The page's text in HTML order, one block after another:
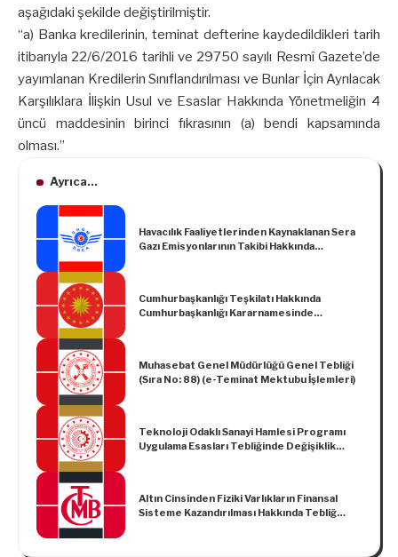
aşağıdaki şekilde değiştirilmiştir.
“a) Banka kredilerinin, teminat defterine kaydedildikleri tarih
itibarıyla 22/6/2016 tarihli ve 29750 sayılı Resmî Gazete’de
yayımlanan Kredilerin Sınıflandırılması ve Bunlar İçin Ayrılacak
Karşılıklara İlişkin Usul ve Esaslar Hakkında Yönetmeliğin 4
üncü maddesinin birinci fıkrasının (a) bendi kapsamında
olması.”
Ayrıca...
Havacılık Faaliyetlerinden Kaynaklanan Sera
Gazı Emisyonlarının Takibi Hakkında
Cumhurbaşkanlığı Teşkilatı Hakkında
Cumhurbaşkanlığı Kararnamesinde
Muhasebat Genel Müdürlüğü Genel Tebliği
(Sıra No: 88) (e-Teminat Mektubu İşlemleri)
Teknoloji Odaklı Sanayi Hamlesi Programı
Uygulama Esasları Tebliğinde Değişiklik
Altın Cinsinden Fiziki Varlıkların Finansal
Sisteme Kazandırılması Hakkında Tebliğ